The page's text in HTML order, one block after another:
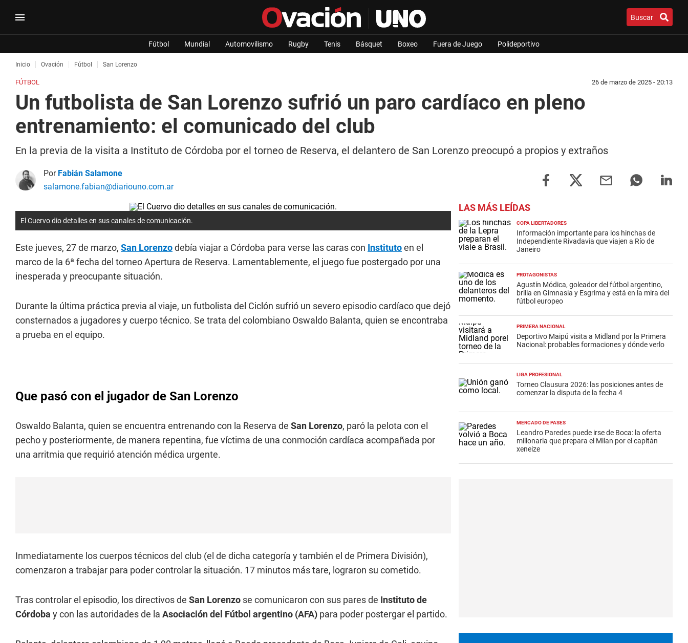
Buscar
Fútbol Mundial Automovilismo Rugby Tenis Básquet Boxeo Fuera de Juego Polideportivo
Inicio Ovación Fútbol San Lorenzo
FÚTBOL 26 de marzo de 2025 - 20:13
Un futbolista de San Lorenzo sufrió un paro cardíaco en pleno
entrenamiento: el comunicado del club
En la previa de la visita a Instituto de Córdoba por el torneo de Reserva, el delantero de San Lorenzo preocupó a propios y extraños
Por Fabián Salamone
salamone.fabian@diariouno.com.ar
El Cuervo dio detalles en sus canales de comunicación.
Este jueves, 27 de marzo, San Lorenzodebía viajar a Córdoba para verse las caras con Institutoen el
marco de la 6ª fecha del torneo Apertura de Reserva. Lamentablemente, el juego fue postergado por una
inesperada y preocupante situación.
Durante la última práctica previa al viaje, un futbolista del Ciclón sufrió un severo episodio cardíaco que dejó
consternados a jugadores y cuerpo técnico. Se trata del colombiano Oswaldo Balanta, quien se encontraba
a prueba en el equipo.
Que pasó con el jugador de San Lorenzo
Oswaldo Balanta, quien se encuentra entrenando con la Reserva de San Lorenzo, paró la pelota con el
pecho y posteriormente, de manera repentina, fue víctima de una conmoción cardíaca acompañada por
una arritmia que requirió atención médica urgente.
Inmediatamente los cuerpos técnicos del club (el de dicha categoría y también el de Primera División),
comenzaron a trabajar para poder controlar la situación. 17 minutos más tare, lograron su cometido.
Tras controlar el episodio, los directivos de San Lorenzo se comunicaron con sus pares de Instituto de
Córdoba y con las autoridades de la Asociación del Fútbol argentino (AFA) para poder postergar el partido.
LAS MÁS LEÍDAS
COPA LIBERTADORES
Información importante para los hinchas de
Independiente Rivadavia que viajen a Río de
Janeiro
PROTAGONISTAS
Agustín Módica, goleador del fútbol argentino,
brilla en Gimnasia y Esgrima y está en la mira del
fútbol europeo
PRIMERA NACIONAL
Deportivo Maipú visita a Midland por la Primera
Nacional: probables formaciones y dónde verlo
LIGA PROFESIONAL
Torneo Clausura 2026: las posiciones antes de
comenzar la disputa de la fecha 4
MERCADO DE PASES
Leandro Paredes puede irse de Boca: la oferta
millonaria que prepara el Milan por el capitán
xeneize